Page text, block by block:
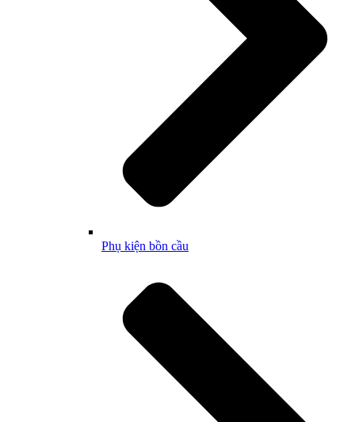
Phụ kiện bồn cầu